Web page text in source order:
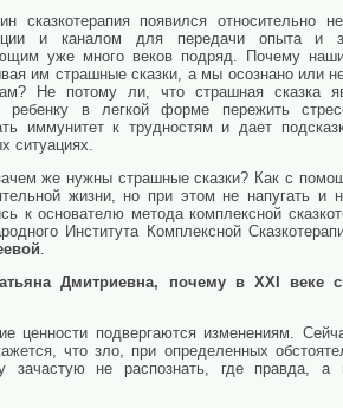
сказкотерапия появился относительно
и каналом для передачи опыта и
уже много веков подряд. Почему
им страшные сказки, а мы осознано или
Не потому ли, что страшная сказка
ребенку в легкой форме пережить
иммунитет к трудностям и дает
ситуациях.
же нужны страшные сказки? Как с
жизни, но при этом не напугать и
к основателю метода комплексной
Института Комплексной
Дмитриевна, почему в XXI веке
подвергаются изменениям.
что зло, при определенных
зачастую не распознать, где правда,